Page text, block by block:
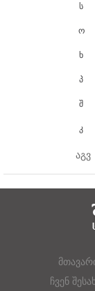
ს
ო
ხ
პ
შ
კ
ჩვენ